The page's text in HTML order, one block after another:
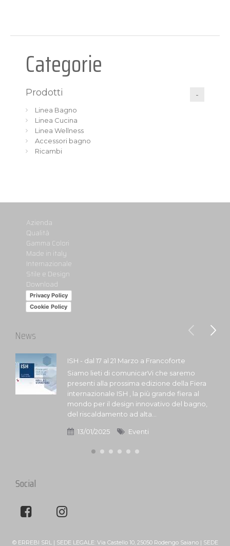
Categorie
Prodotti
Linea Bagno
Linea Cucina
Linea Wellness
Accessori bagno
Ricambi
Azienda
Qualità
Gamma Colori
Made in italy
Internazionale
Stile e Design
Download
Privacy Policy
Cookie Policy
News
ISH - dal 17 al 21 Marzo a Francoforte
Siamo lieti di comunicarVi che saremo
presenti alla prossima edizione della Fiera
internazionale ISH , la più grande fiera al
mondo per il design innovativo del bagno,
del riscaldamento ad alta...
13/01/2025 Eventi
Social
© ERREBI SRL | SEDE LEGALE: Via Castello 10, 25050 Rodengo Saiano | SEDE